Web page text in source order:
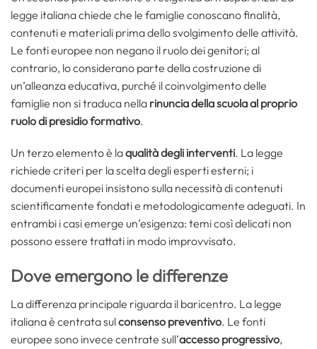
legge italiana chiede che le famiglie conoscano finalità,
contenuti e materiali prima dello svolgimento delle attività.
Le fonti europee non negano il ruolo dei genitori; al
contrario, lo considerano parte della costruzione di
un’alleanza educativa, purché il coinvolgimento delle
famiglie non si traduca nella rinuncia della scuola al proprio
ruolo di presidio formativo.
Un terzo elemento è laqualità degli interventi. La legge
richiede criteri per la scelta degli esperti esterni; i
documenti europei insistono sulla necessità di contenuti
scientificamente fondati e metodologicamente adeguati. In
entrambi i casi emerge un’esigenza: temi così delicati non
possono essere trattati in modo improvvisato.
Dove emergono le differenze
La differenza principale riguarda il baricentro. La legge
italiana è centrata sulconsenso preventivo. Le fonti
europee sono invece centrate sull’accesso progressivo,